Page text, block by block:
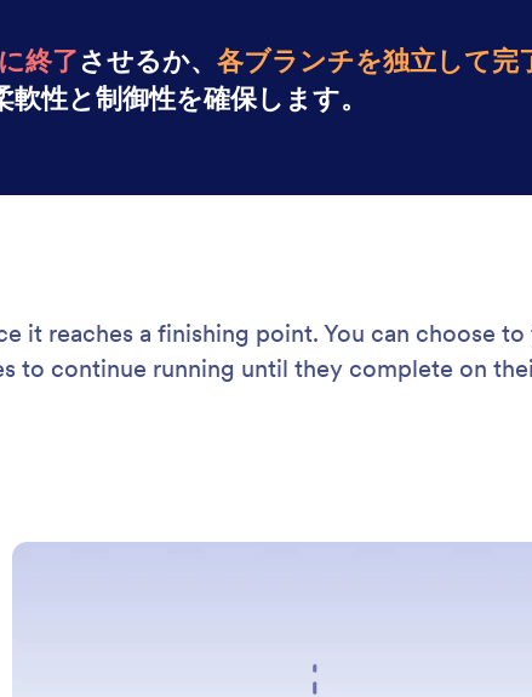
終了させるか、 各ブランチを独立して完
性と制御性を確保します。
reaches a finishing point. You can choose
to continue running until they complete on